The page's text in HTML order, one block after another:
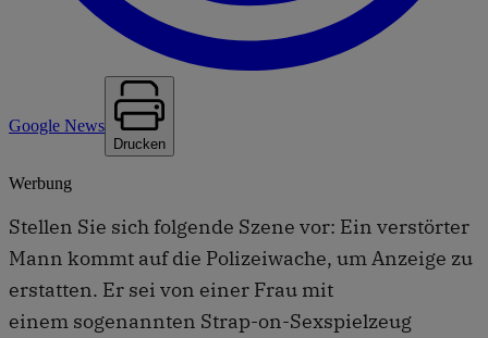
Google News
Drucken
Werbung
Stellen Sie sich folgende Szene vor: Ein verstörter
Mann kommt auf die Polizeiwache, um Anzeige zu
erstatten. Er sei von einer Frau mit
einem sogenannten Strap-on-Sexspielzeug